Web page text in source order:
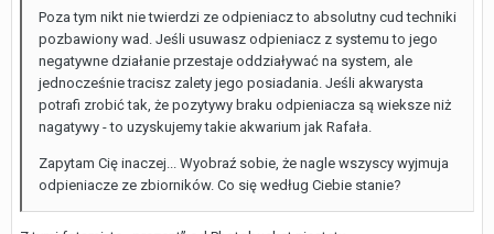
Poza tym nikt nie twierdzi ze odpieniacz to absolutny cud techniki
pozbawiony wad. Jeśli usuwasz odpieniacz z systemu to jego
negatywne działanie przestaje oddziaływać na system, ale
jednocześnie tracisz zalety jego posiadania. Jeśli akwarysta
potrafi zrobić tak, że pozytywy braku odpieniacza są wieksze niż
nagatywy - to uzyskujemy takie akwarium jak Rafała.
Zapytam Cię inaczej... Wyobraź sobie, że nagle wszyscy wyjmuja
odpieniacze ze zbiorników. Co się według Ciebie stanie?